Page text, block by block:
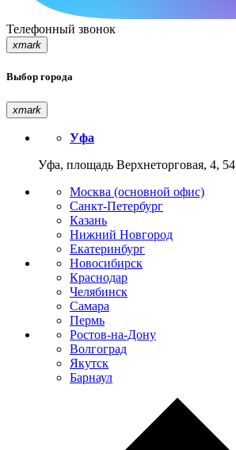
Телефонный звонок
xmark
Выбор города
xmark
Уфа
Уфа, площадь Верхнеторговая, 4, 54
Москва (основной офис)
Санкт-Петербург
Казань
Нижний Новгород
Екатеринбург
Новосибирск
Краснодар
Челябинск
Самара
Пермь
Ростов-на-Дону
Волгоград
Якутск
Барнаул